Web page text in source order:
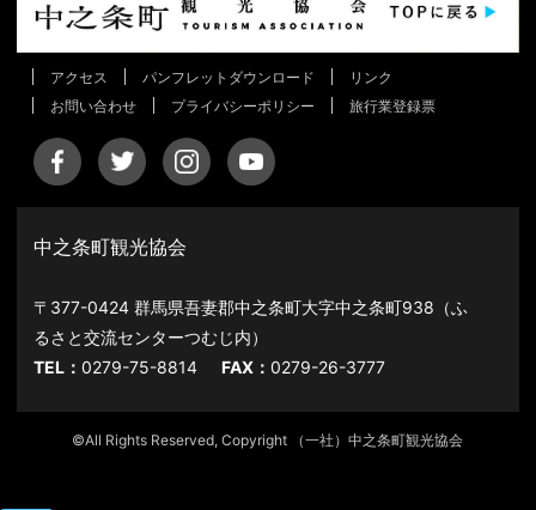
アクセス パンフレットダウンロード
リンク
お問い合わせ
プライバシーポリシー 旅行業登録票
中之条町観光協会
〒377-0424 群馬県吾妻郡中之条町大字中之条町938（ふ
るさと交流センターつむじ内）
TEL：0279-75-8814 FAX：0279-26-3777
©All Rights Reserved, Copyright （一社）中之条町観光協会